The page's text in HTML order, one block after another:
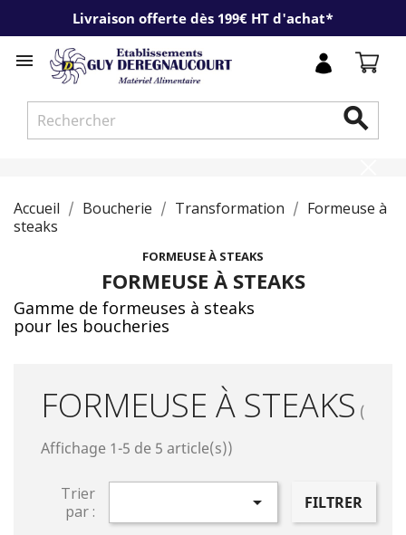
Livraison offerte dès 199€ HT d'achat*


Accueil Boucherie Transformation
Formeuse à
steaks
FORMEUSE À STEAKS
FORMEUSE À STEAKS
Gamme de formeuses à steaks
pour les boucheries
FORMEUSE À STEAKS (
Affichage 1-5 de 5 article(s))
Trier
par :
 FILTRER